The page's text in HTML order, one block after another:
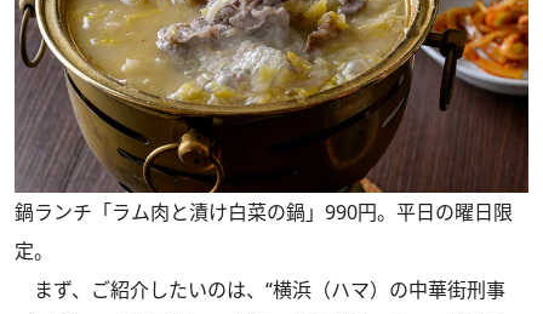
鍋ランチ「ラム肉と漬け白菜の鍋」990円。平日の曜日限
定。
まず、ご紹介したいのは、“横浜（ハマ）の中華街刑事